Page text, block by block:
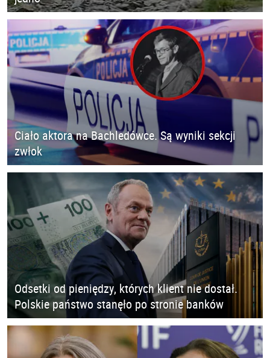
Ciało aktora na Bachledówce. Są wyniki sekcji
zwłok
Odsetki od pieniędzy, których klient nie dostał.
Polskie państwo stanęło po stronie banków